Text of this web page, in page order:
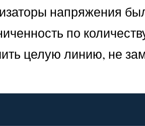
напряжения
по
целую линию, не